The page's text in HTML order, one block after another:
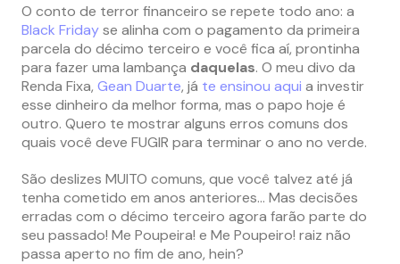
O conto de terror financeiro se repete todo ano: a
Black Fridayse alinha com o pagamento da primeira
parcela do décimo terceiro e você fica aí, prontinha
para fazer uma lambança daquelas. O meu divo da
Renda Fixa, Gean Duarte, já te ensinou aqui a investir
esse dinheiro da melhor forma, mas o papo hoje é
outro. Quero te mostrar alguns erros comuns dos
quais você deve FUGIR para terminar o ano no verde.
São deslizes MUITO comuns, que você talvez até já
tenha cometido em anos anteriores… Mas decisões
erradas com o décimo terceiro agora farão parte do
seu passado! Me Poupeira! e Me Poupeiro! raiz não
passa aperto no fim de ano, hein?